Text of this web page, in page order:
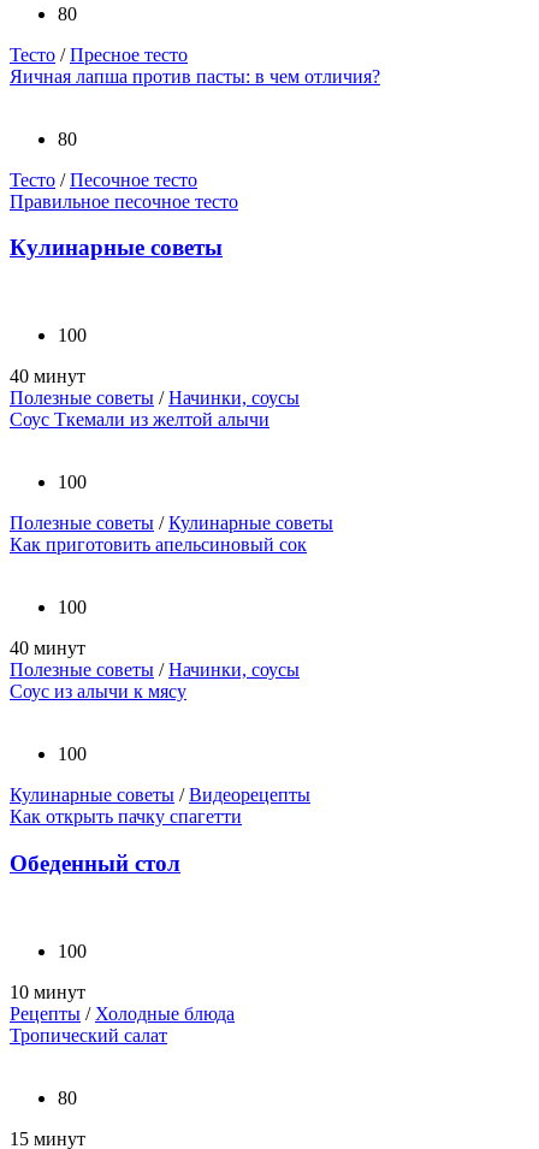
80
Тесто /Пресное тесто
Яичная лапша против пасты: в чем отличия?
80
Тесто /Песочное тесто
Правильное песочное тесто
Кулинарные советы
100
40 минут
Полезные советы /Начинки, соусы
Соус Ткемали из желтой алычи
100
Полезные советы /Кулинарные советы
Как приготовить апельсиновый сок
100
40 минут
Полезные советы /Начинки, соусы
Соус из алычи к мясу
100
Кулинарные советы /Видеорецепты
Как открыть пачку спагетти
Обеденный стол
100
10 минут
Рецепты / Холодные блюда
Тропический салат
80
15 минут